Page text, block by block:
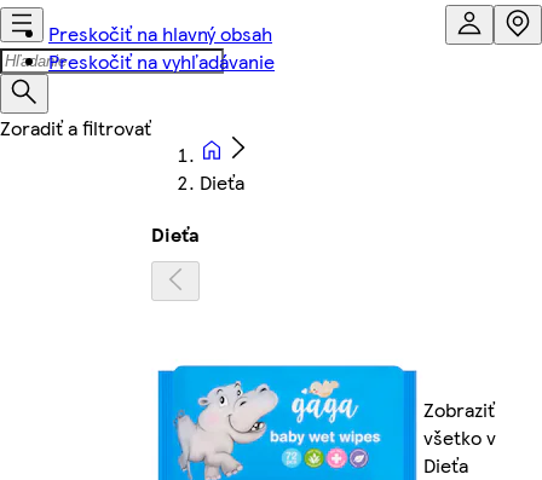
Preskočiť na hlavný obsah
Preskočiť na vyhľadávanie
Dieťa
Dieťa
Zobraziť
všetko v
Dieťa